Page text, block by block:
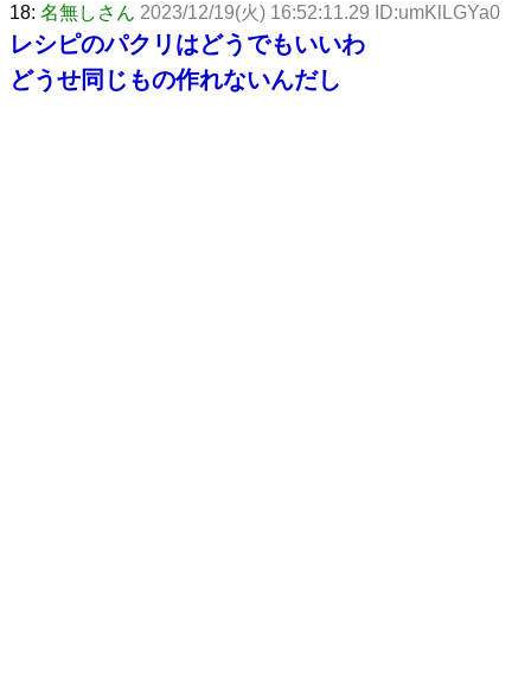
18: 名無しさん 2023/12/19(火) 16:52:11.29 ID:umKlLGYa0
レシピのパクリはどうでもいいわ
どうせ同じもの作れないんだし